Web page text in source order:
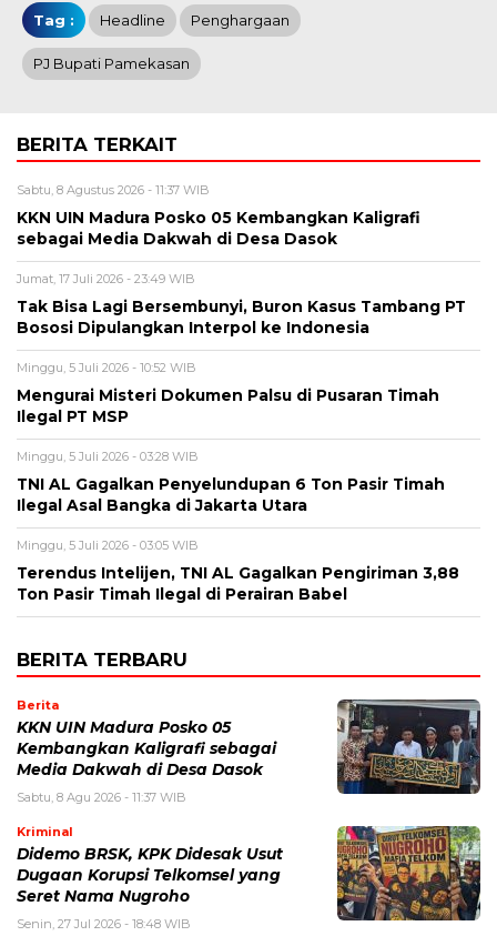
Tag : Headline Penghargaan
PJ Bupati Pamekasan
BERITA TERKAIT
Sabtu, 8 Agustus 2026 - 11:37 WIB
KKN UIN Madura Posko 05 Kembangkan Kaligrafi
sebagai Media Dakwah di Desa Dasok
Jumat, 17 Juli 2026 - 23:49 WIB
Tak Bisa Lagi Bersembunyi, Buron Kasus Tambang PT
Bososi Dipulangkan Interpol ke Indonesia
Minggu, 5 Juli 2026 - 10:52 WIB
Mengurai Misteri Dokumen Palsu di Pusaran Timah
Ilegal PT MSP
Minggu, 5 Juli 2026 - 03:28 WIB
TNI AL Gagalkan Penyelundupan 6 Ton Pasir Timah
Ilegal Asal Bangka di Jakarta Utara
Minggu, 5 Juli 2026 - 03:05 WIB
Terendus Intelijen, TNI AL Gagalkan Pengiriman 3,88
Ton Pasir Timah Ilegal di Perairan Babel
BERITA TERBARU
Berita
KKN UIN Madura Posko 05
Kembangkan Kaligrafi sebagai
Media Dakwah di Desa Dasok
Sabtu, 8 Agu 2026 - 11:37 WIB
Kriminal
Didemo BRSK, KPK Didesak Usut
Dugaan Korupsi Telkomsel yang
Seret Nama Nugroho
Senin, 27 Jul 2026 - 18:48 WIB